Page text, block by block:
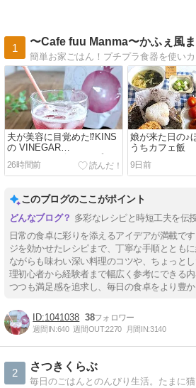
1
〜Cafe fuu Manma〜かふぇ風
夫が美容に目覚めた⁉KINS
の VINEGAR
PROTEIN（ビネガープロ
テイン）
26時間前
娘が来た日の♪
うちカフェ飯
9日前
このブログのここがポイント
多彩なレシピと時短工夫を伝
日常の食卓に彩りを添えるアイデアが満載で
ジを効かせたレシピまで、丁寧な手順ととも
ながらも味わい深い料理のコツや、ちょっと
理初心者から経験者まで幅広く参考にできる
つつも満足感を追求し、毎日の食卓をより豊か
1041038 38
週間IN:640 週間OUT:2270 月間IN:3140
2
さつきくらぶ
毎日のごはんとのんびり生活。たまに猫